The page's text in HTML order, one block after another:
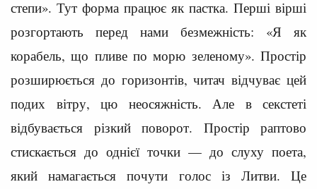
степи». Тут форма працює як пастка. Перші вірші
розгортають перед нами безмежність: «Я як
корабель, що пливе по морю зеленому». Простір
розширюється до горизонтів, читач відчуває цей
подих вітру, цю неосяжність. Але в секстеті
відбувається різкий поворот. Простір раптово
стискається до однієї точки — до слуху поета,
який намагається почути голос із Литви. Це